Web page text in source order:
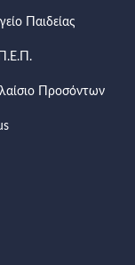
Παιδείας
Προσόντων